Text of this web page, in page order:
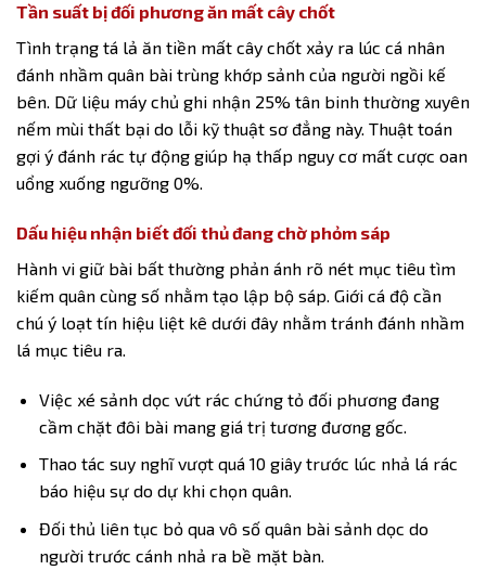
Tần suất bị đối phương ăn mất cây chốt
Tình trạng tá lả ăn tiền mất cây chốt xảy ra lúc cá nhân
đánh nhầm quân bài trùng khớp sảnh của người ngồi kế
bên. Dữ liệu máy chủ ghi nhận 25% tân binh thường xuyên
nếm mùi thất bại do lỗi kỹ thuật sơ đẳng này. Thuật toán
gợi ý đánh rác tự động giúp hạ thấp nguy cơ mất cược oan
uổng xuống ngưỡng 0%.
Dấu hiệu nhận biết đối thủ đang chờ phỏm sáp
Hành vi giữ bài bất thường phản ánh rõ nét mục tiêu tìm
kiếm quân cùng số nhằm tạo lập bộ sáp. Giới cá độ cần
chú ý loạt tín hiệu liệt kê dưới đây nhằm tránh đánh nhầm
lá mục tiêu ra.
Việc xé sảnh dọc vứt rác chứng tỏ đối phương đang
cầm chặt đôi bài mang giá trị tương đương gốc.
Thao tác suy nghĩ vượt quá 10 giây trước lúc nhả lá rác
báo hiệu sự do dự khi chọn quân.
Đối thủ liên tục bỏ qua vô số quân bài sảnh dọc do
người trước cánh nhả ra bề mặt bàn.